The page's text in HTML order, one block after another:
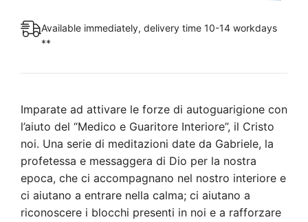
Available immediately, delivery time 10-14 workdays
**
Imparate ad attivare le forze di autoguarigione con
l’aiuto del “Medico e Guaritore Interiore”, il Cristo
noi. Una serie di meditazioni date da Gabriele, la
profetessa e messaggera di Dio per la nostra
epoca, che ci accompagnano nel nostro interiore e
ci aiutano a entrare nella calma; ci aiutano a
riconoscere i blocchi presenti in noi e a rafforzare